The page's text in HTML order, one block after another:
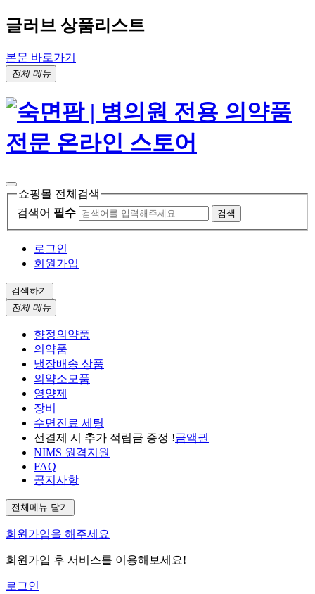
글러브 상품리스트
본문 바로가기
전체 메뉴
쇼핑몰 전체검색
검색어 필수 검색
로그인
회원가입
검색하기
전체 메뉴
향정의약품
의약품
냉장배송 상품
의약소모품
영양제
장비
수면진료 세팅
선결제 시 추가 적립금 증정 !금액권
NIMS 원격지원
FAQ
공지사항
전체메뉴 닫기
회원가입을 해주세요
회원가입 후 서비스를 이용해보세요!
로그인